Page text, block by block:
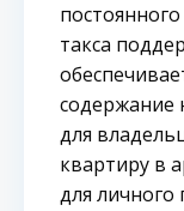
такса
содержание
для
квартиру в
для